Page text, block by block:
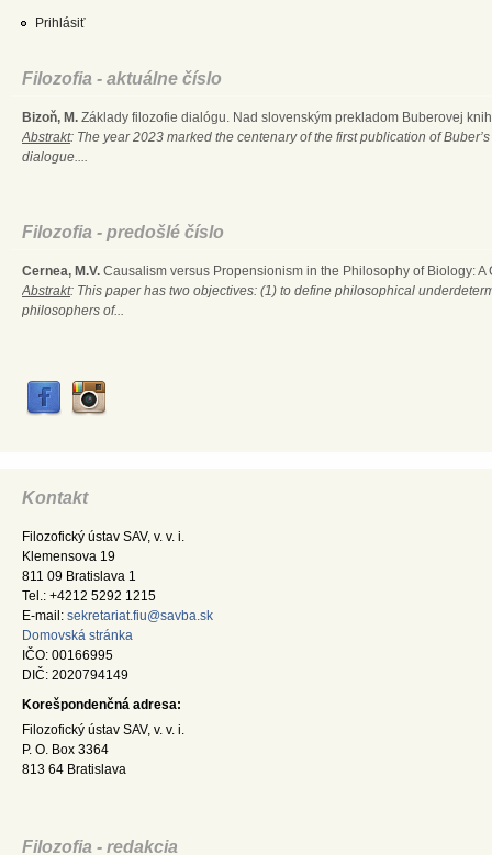
Prihlásiť
Filozofia - aktuálne číslo
Bizoň, M. Základy filozofie dialógu. Nad slovenským prekladom Buberovej
Abstrakt: The year 2023 marked the centenary of the first publication of
dialogue....
Filozofia - predošlé číslo
Cernea, M.V. Causalism versus Propensionism in the Philosophy of Biology:
Abstrakt: This paper has two objectives: (1) to define philosophical
philosophers of...
Kontakt
Filozofický ústav SAV, v. v. i.
Klemensova 19
811 09 Bratislava 1
Tel.: +4212 5292 1215
E-mail: sekretariat.fiu@savba.sk
Domovská stránka
IČO: 00166995
DIČ: 2020794149
Korešpondenčná adresa:
Filozofický ústav SAV, v. v. i.
P. O. Box 3364
813 64 Bratislava
Filozofia - redakcia